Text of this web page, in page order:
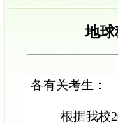
地球
各有关考生：
根据我校